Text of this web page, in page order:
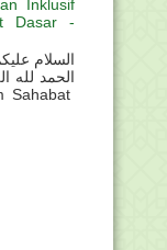
Inklusif
Dasar -
الحمد لله